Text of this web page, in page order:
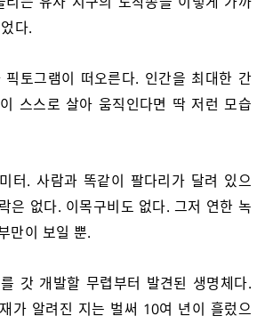
다.
픽토그램이 떠오른다. 인간을 최대한 간
스스로 살아 움직인다면 딱 저런 모습
터. 사람과 똑같이 팔다리가 달려 있으
은 없다. 이목구비도 없다. 그저 연한 녹
만이 보일 뿐.
갓 개발할 무렵부터 발견된 생명체다.
가 알려진 지는 벌써 10여 년이 흘렀으